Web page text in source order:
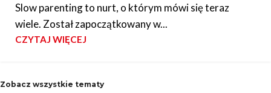
Slow parenting to nurt, o którym mówi się teraz
wiele. Został zapoczątkowany w...
CZYTAJ WIĘCEJ
Zobacz wszystkie tematy